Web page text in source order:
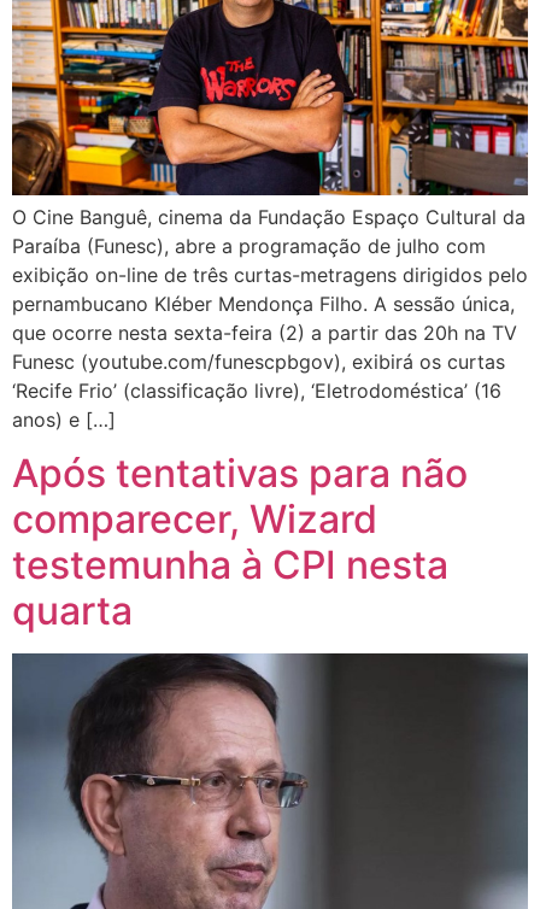
O Cine Banguê, cinema da Fundação Espaço Cultural da
Paraíba (Funesc), abre a programação de julho com
exibição on-line de três curtas-metragens dirigidos pelo
pernambucano Kléber Mendonça Filho. A sessão única,
que ocorre nesta sexta-feira (2) a partir das 20h na TV
Funesc (youtube.com/funescpbgov), exibirá os curtas
‘Recife Frio’ (classificação livre), ‘Eletrodoméstica’ (16
anos) e […]
Após tentativas para não
comparecer, Wizard
testemunha à CPI nesta
quarta